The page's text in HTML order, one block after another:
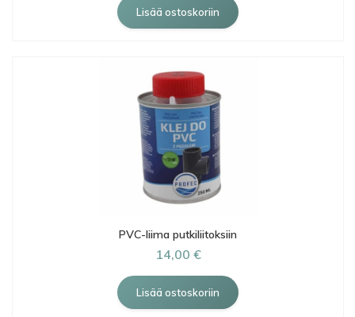
PVC-liima putkiliitoksiin
14,00 €